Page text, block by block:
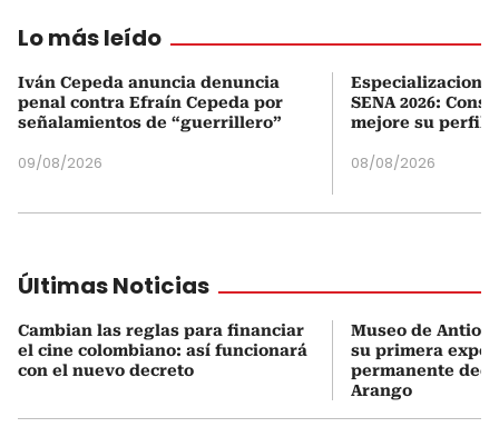
Lo más leído
Iván Cepeda anuncia denuncia
penal contra Efraín Cepeda por
señalamientos de “guerrillero”
09/08/2026
SENA 2026:
mejore su perfil
08/08/2026
Últimas Noticias
Cambian las reglas para financiar
el cine colombiano: así funcionará
con el nuevo decreto
Museo de
su primera
permanente
Arango